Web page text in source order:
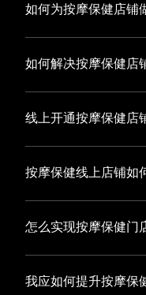
如何为按摩保健店铺
为按摩保健店铺实现持
零售的一体化解决方案
保健店铺的运营效率，
如何解决按摩保健店
按摩保健店铺精细化运
客户流失问题，通过有
升复购率，实现业绩增
线上开通按摩保健店
选择有赞新零售，您可
属于您的有赞微商城，
与您共同打造独具特色
按摩保健线上店铺如
有赞新零售旗下的有赞
程序商城，为您的线上
态。
怎么实现按摩保健门
您可以使用有赞的会员
系，通过赠送积分、折
我应如何提升按摩保